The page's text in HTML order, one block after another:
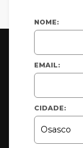
NOME:
EMAIL:
CIDADE: